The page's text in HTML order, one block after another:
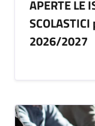
APERTE LE
2026/2027